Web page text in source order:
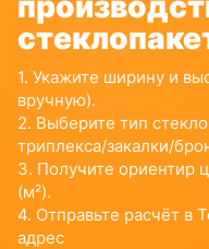
1. Укажите ширину и
вручную).
2. Выберите тип
триплекса/закалки/
3. Получите ориентир
(м²).
4. Отправьте расчёт в
адрес